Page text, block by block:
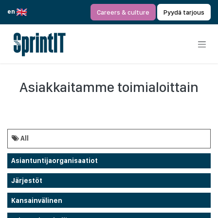
en
Careers & culture Pyydä tarjous
Asiakkaitamme toimialoittain
All
Asiantuntijaorganisaatiot
Järjestöt
Kansainvälinen